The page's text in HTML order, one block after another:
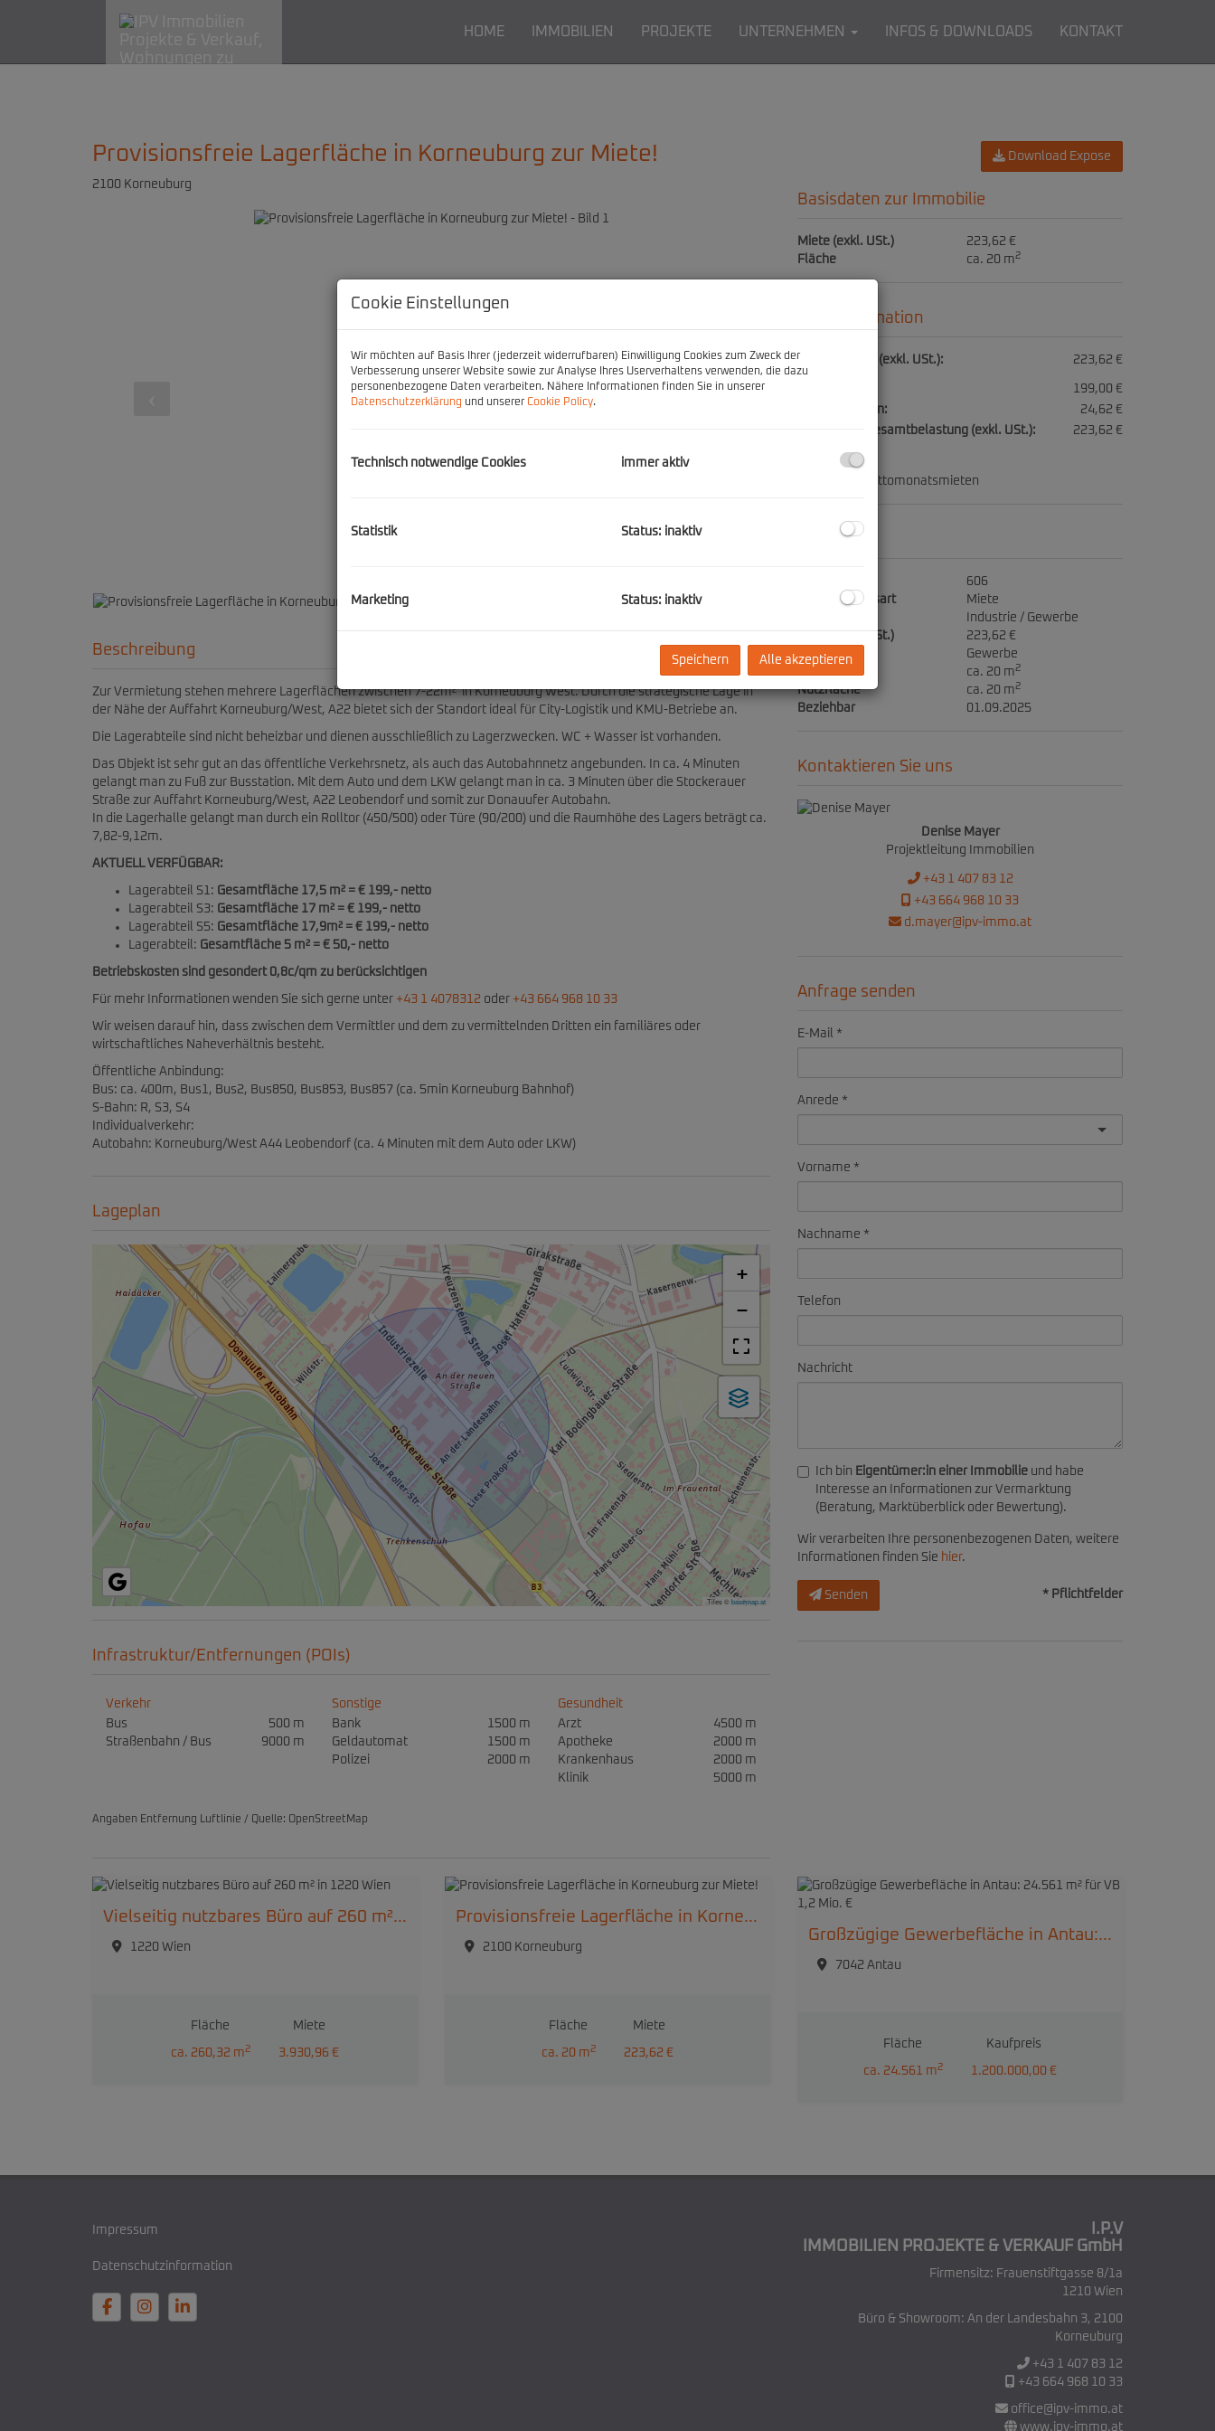
HOME IMMOBILIEN PROJEKTE UNTERNEHMEN INFOS & DOWNLOADS KONTAKT
Provisionsfreie Lagerfläche in Korneuburg zur Miete!
2100 Korneuburg
Beschreibung
Zur Vermietung stehen mehrere Lagerflächen zwischen 7-22m² in Korneuburg West. Durch die strategische Lage in
der Nähe der Auffahrt Korneuburg/West, A22 bietet sich der Standort ideal für City-Logistik und KMU-Betriebe an.
Die Lagerabteile sind nicht beheizbar und dienen ausschließlich zu Lagerzwecken. WC + Wasser ist vorhanden.
Das Objekt ist sehr gut an das öffentliche Verkehrsnetz, als auch das Autobahnnetz angebunden. In ca. 4 Minuten
gelangt man zu Fuß zur Busstation. Mit dem Auto und dem LKW gelangt man in ca. 3 Minuten über die Stockerauer
Straße zur Auffahrt Korneuburg/West, A22 Leobendorf und somit zur Donauufer Autobahn.
In die Lagerhalle gelangt man durch ein Rolltor (450/500) oder Türe (90/200) und die Raumhöhe des Lagers beträgt ca.
7,82-9,12m.
AKTUELL VERFÜGBAR:
Lagerabteil S1: Gesamtfläche 17,5 m² = € 199,- netto
Lagerabteil S3: Gesamtfläche 17 m² = € 199,- netto
Lagerabteil S5: Gesamtfläche 17,9m² = € 199,- netto
Lagerabteil: Gesamtfläche 5 m² = € 50,- netto
Betriebskosten sind gesondert 0,8c/qm zu berücksichtigen
Für mehr Informationen wenden Sie sich gerne unter +43 1 4078312 oder +43 664 968 10 33
Wir weisen darauf hin, dass zwischen dem Vermittler und dem zu vermittelnden Dritten ein familiäres oder
wirtschaftliches Naheverhältnis besteht.
Öffentliche Anbindung:
Bus: ca. 400m, Bus1, Bus2, Bus850, Bus853, Bus857 (ca. 5min Korneuburg Bahnhof)
S-Bahn: R, S3, S4
Individualverkehr:
Autobahn: Korneuburg/West A44 Leobendorf (ca. 4 Minuten mit dem Auto oder LKW)
Lageplan
+
−
Tiles ©basemap.at
Infrastruktur/Entfernungen (POIs)
Verkehr
Bus
500 m
Straßenbahn / Bus
9000 m
Sonstige
Bank
1500 m
Geldautomat
1500 m
Polizei
2000 m
Gesundheit
Arzt
4500 m
Apotheke
2000 m
Krankenhaus
2000 m
Klinik
5000 m
Angaben Entfernung Luftlinie / Quelle: OpenStreetMap
Download Expose
Basisdaten zur Immobilie
Miete (exkl. USt.)
223,62 €
Fläche
ca. 20 m2
Preisinformation
Gesamtmiete (exkl. USt.): 223,62 €
199,00 €
Betriebskosten:
24,62 €
monatliche Gesamtbelastung (exkl. USt.):
223,62 €
3 Bruttomonatsmieten
Eckdaten
606
Vermarktungsart
Miete
Industrie / Gewerbe
Miete (exkl. USt.)
223,62 €
Nutzungsart
Gewerbe
ca. 20 m2
Nutzfläche ca. 20 m2
Beziehbar 01.09.2025
Kontaktieren Sie uns
Denise Mayer
Projektleitung Immobilien
+43 1 407 83 12
+43 664 968 10 33
d.mayer@ipv-immo.at
Anfrage senden
E-Mail
Anrede
Vorname
Nachname
Telefon
Nachricht
Ich bin Eigentümer:in einer Immobilie und habe
Interesse an Informationen zur Vermarktung
(Beratung, Marktüberblick oder Bewertung).
Wir verarbeiten Ihre personenbezogenen Daten, weitere
Informationen finden Sie hier.
Senden * Pflichtfelder
Vielseitig nutzbares Büro auf 260 m² in 1220 Wien
1220 Wien
Fläche
ca. 260,32 m2
Miete
3.930,96 €
Provisionsfreie Lagerfläche in Korneuburg zur Miete!
2100 Korneuburg
Fläche
ca. 20 m2
Miete
223,62 €
Großzügige Gewerbefläche in Antau: 24.561 m² für VB 1,2 Mio. €
7042 Antau
Fläche
ca. 24.561 m2
Kaufpreis
1.200.000,00 €
Impressum
Datenschutzinformation
I.P.V
IMMOBILIEN PROJEKTE & VERKAUF GmbH
Firmensitz: Frauenstiftgasse 8/1a
1210 Wien
Büro & Showroom: An der Landesbahn 3, 2100
Korneuburg
+43 1 407 83 12
+43 664 968 10 33
office@ipv-immo.at
www.ipv-immo.at
Cookie Einstellungen
Wir möchten auf Basis Ihrer (jederzeit widerrufbaren) Einwilligung Cookies zum Zweck der
Verbesserung unserer Website sowie zur Analyse Ihres Userverhaltens verwenden, die dazu
personenbezogene Daten verarbeiten. Nähere Informationen finden Sie in unserer
Datenschutzerklärung und unserer Cookie Policy.
Technisch notwendige Cookies immer aktiv
Statistik Status: inaktiv
Marketing Status: inaktiv
Speichern Alle akzeptieren